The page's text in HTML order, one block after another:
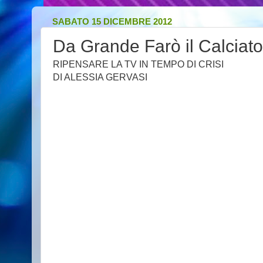
SABATO 15 DICEMBRE 2012
Da Grande Farò il
RIPENSARE LA TV IN TEMPO DI CRISI
DI ALESSIA GERVASI